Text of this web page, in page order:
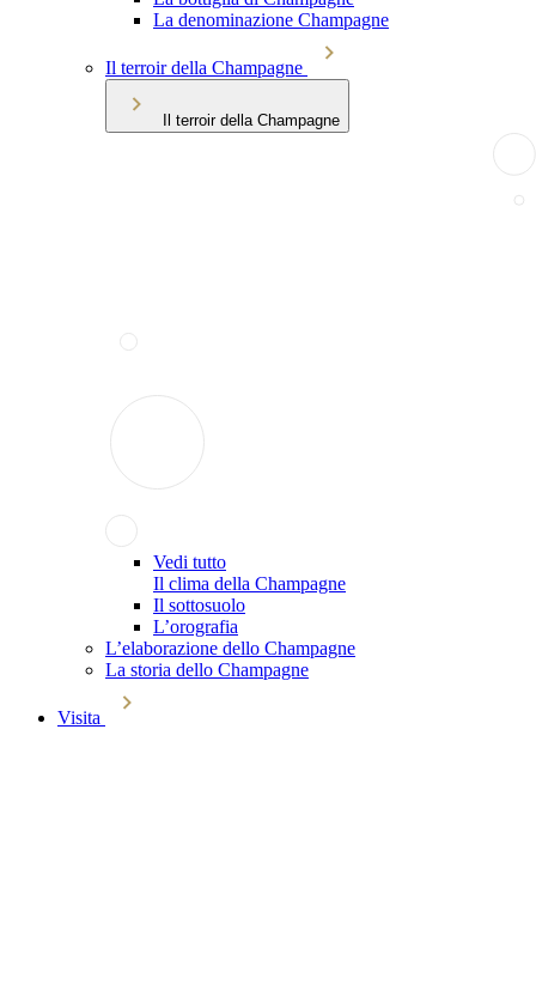
La denominazione Champagne
Il terroir della Champagne
Il terroir della Champagne
Vedi tutto
Il clima della Champagne
Il sottosuolo
L’orografia
L’elaborazione dello Champagne
La storia dello Champagne
Visita